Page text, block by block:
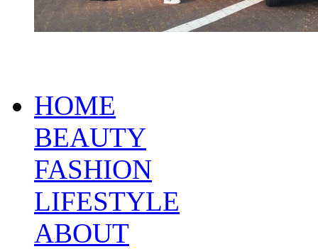
HOME
BEAUTY
FASHION
LIFESTYLE
ABOUT